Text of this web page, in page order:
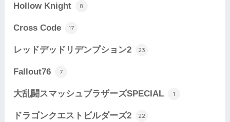
Hollow Knight 8
Cross Code 17
レッドデッドリデンプション2 23
Fallout76 7
大乱闘スマッシュブラザーズSPECIAL 1
ドラゴンクエストビルダーズ2 22